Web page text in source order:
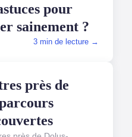
pour
sainement ?
3 min de lecture →
près de